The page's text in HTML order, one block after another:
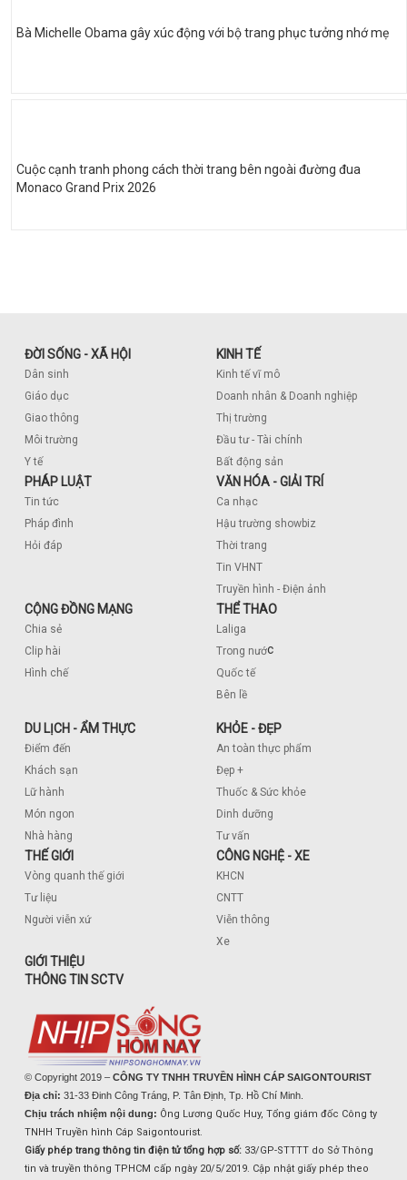
Bà Michelle Obama gây xúc động với bộ trang phục tưởng nhớ mẹ
Cuộc cạnh tranh phong cách thời trang bên ngoài đường đua
Monaco Grand Prix 2026
ĐỜI SỐNG - XÃ HỘI
Dân sinh
Giáo dục
Giao thông
Môi trường
Y tế
KINH TẾ
Kinh tế vĩ mô
Doanh nhân & Doanh nghiệp
Thị trường
Đầu tư - Tài chính
Bất động sản
PHÁP LUẬT
Tin tức
Pháp đình
Hỏi đáp
VĂN HÓA - GIẢI TRÍ
Ca nhạc
Hậu trường showbiz
Thời trang
Tin VHNT
Truyền hình - Điện ảnh
CỘNG ĐỒNG MẠNG
Chia sẻ
Clip hài
Hình chế
THỂ THAO
Laliga
Trong nước
Quốc tế
Bên lề
DU LỊCH - ẨM THỰC
Điểm đến
Khách sạn
Lữ hành
Món ngon
Nhà hàng
KHỎE - ĐẸP
An toàn thực phẩm
Đẹp +
Thuốc & Sức khỏe
Dinh dưỡng
Tư vấn
THẾ GIỚI
Vòng quanh thế giới
Tư liệu
Người viễn xứ
CÔNG NGHỆ - XE
KHCN
CNTT
Viễn thông
Xe
GIỚI THIỆU
THÔNG TIN SCTV
© Copyright 2019 – CÔNG TY TNHH TRUYỀN HÌNH CÁP SAIGONTOURIST
Địa chỉ: 31-33 Đinh Công Tráng, P. Tân Định, Tp. Hồ Chí Minh.
Chịu trách nhiệm nội dung: Ông Lương Quốc Huy, Tổng giám đốc Công ty
TNHH Truyền hình Cáp Saigontourist.
Giấy phép trang thông tin điện tử tổng hợp số: 33/GP-STTTT do Sở Thông
tin và truyền thông TPHCM cấp ngày 20/5/2019. Cập nhật giấy phép theo